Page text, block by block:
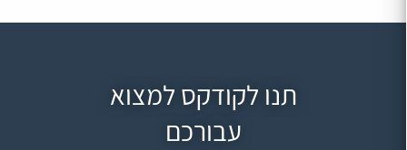
תנו לקודקס למצוא
עבורכם